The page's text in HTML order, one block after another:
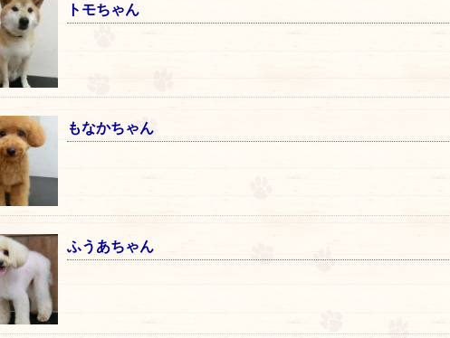
トモちゃん
もなかちゃん
ふうあちゃん